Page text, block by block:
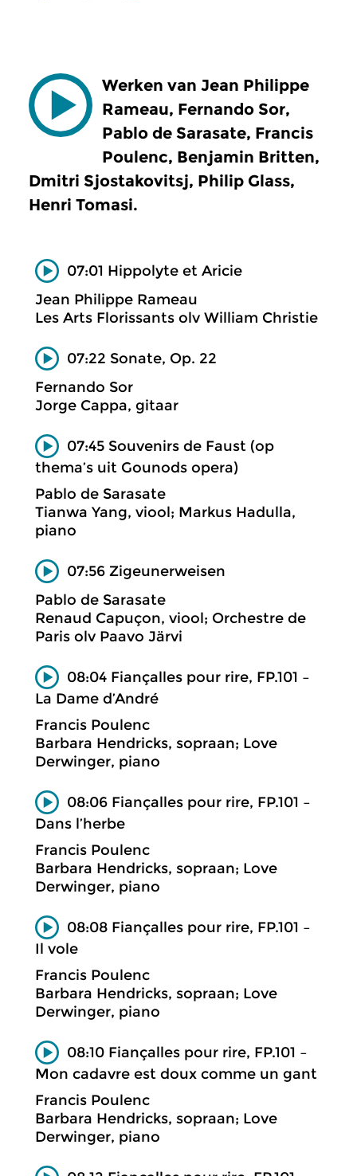
Werken van Jean Philippe
Rameau, Fernando Sor,
Pablo de Sarasate, Francis
Poulenc, Benjamin Britten,
Dmitri Sjostakovitsj, Philip Glass,
Henri Tomasi.
07:01 Hippolyte et Aricie
Jean Philippe Rameau
Les Arts Florissants olv William Christie
07:22 Sonate, Op. 22
Fernando Sor
Jorge Cappa, gitaar
07:45 Souvenirs de Faust (op
thema’s uit Gounods opera)
Pablo de Sarasate
Tianwa Yang, viool; Markus Hadulla,
piano
07:56 Zigeunerweisen
Pablo de Sarasate
Renaud Capuçon, viool; Orchestre de
Paris olv Paavo Järvi
08:04 Fiançalles pour rire, FP.101 –
La Dame d’André
Francis Poulenc
Barbara Hendricks, sopraan; Love
Derwinger, piano
08:06 Fiançalles pour rire, FP.101 –
Dans l’herbe
Francis Poulenc
Barbara Hendricks, sopraan; Love
Derwinger, piano
08:08 Fiançalles pour rire, FP.101 –
Il vole
Francis Poulenc
Barbara Hendricks, sopraan; Love
Derwinger, piano
08:10 Fiançalles pour rire, FP.101 –
Mon cadavre est doux comme un gant
Francis Poulenc
Barbara Hendricks, sopraan; Love
Derwinger, piano